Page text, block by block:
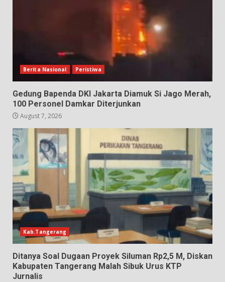
Berita Nasional Peristiwa
Gedung Bapenda DKI Jakarta Diamuk Si Jago Merah,
100 Personel Damkar Diterjunkan
August 7, 2026
Kab.Tangerang
Ditanya Soal Dugaan Proyek Siluman Rp2,5 M, Diskan
Kabupaten Tangerang Malah Sibuk Urus KTP
Jurnalis